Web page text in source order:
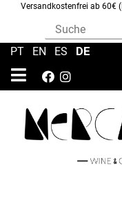
Versandkostenfrei ab 60€
PT EN ES DE